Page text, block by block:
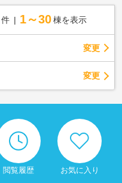
件 1～30 棟を表示
変更
変更
閲覧履歴 お気に入り